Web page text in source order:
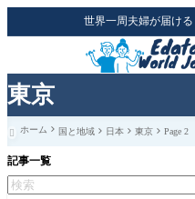
東京
世界一周夫婦が届ける
 ホーム 国と地域 日本 東京 Page 2
記事一覧